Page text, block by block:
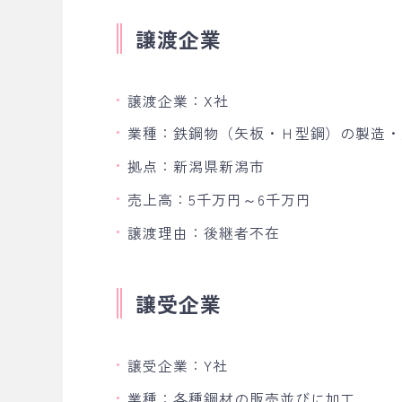
譲渡企業
譲渡企業：X社
業種：鉄鋼物（矢板・Ｈ型鋼）の製造
拠点：新潟県新潟市
売上高：5千万円～6千万円
譲渡理由：後継者不在
譲受企業
譲受企業：Y社